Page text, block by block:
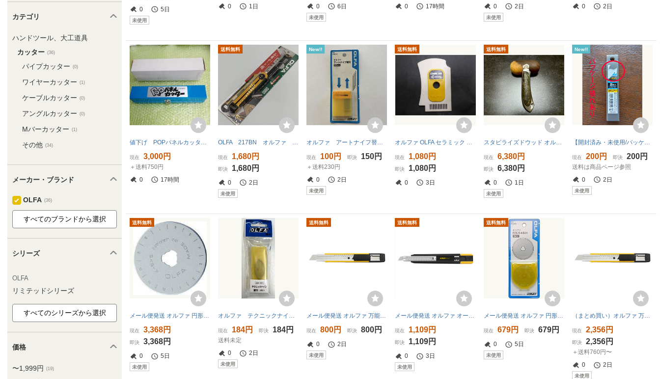
カテゴリ
ハンドツール、大工道具
カッター (36)
パイプカッター (0)
ワイヤーカッター (1)
ケーブルカッター (0)
アングルカッター (0)
Mバーカッター (1)
その他 (34)
メーカー・ブランド
OLFA (36)
シリーズ
OLFA
リミテッドシリーズ
価格
〜1,999円 (19)
0 5日
未使用
0
1日
0
6日
未使用
0
17時間
0
2日
未使用
0
2日
値下げ POPパネルカッター 切文字用 長期保管品 未使用
現在 3,000円
＋送料750円
0
17時間
送料無料
OLFA 217BN オルファ カッター挽き廻し鋸 茨目 石膏ボード用 4901165302342
現在 1,680円
即決 1,680円
0 2日
未使用
New!!
オルファ アートナイフ替刃25枚付 品番XB10
現在 100円 即決 150円
＋送料230円
0
2日
未使用
送料無料
オルファ OLFA セラミック エッジ CERAMIC EDGE 京セラ スクレーパー 中古
現在 1,080円
即決 1,080円
0 3日
送料無料
スタビライズドウッド オルファ カスタム プレミアム リミテッドAL 限定 カッター オートロック式 MG7 メープルバール 瘤杢 OLFA
現在 6,380円
即決 6,380円
0 1日
未使用
New!!
【開封済み・未使用/パッケージ破れ】オルファ スピードブレード 大 ５枚入 LBSP5K 4901165300614 A-343
現在 200円 即決 200円
送料は商品ページ参照
0
2日
未使用
送料無料
メール便発送 オルファ 円形刃45ミリ替刃 ブリスター 10枚入 RB45-10 00029587
現在 3,368円
即決 3,368円
0 5日
未使用
オルファ テクニックナイフ替刃3枚入 XB47 未使用品
現在 184円 即決 184円
送料未定
0
2日
未使用
送料無料
メール便発送 オルファ 万能M厚型カッター 203B
現在 800円 即決 800円
0 2日
未使用
送料無料
メール便発送 オルファ オートロック式カッター MZ-S型 191B
現在 1,109円
即決 1,109円
0 3日
未使用
送料無料
メール便発送 オルファ 円形刃45ミリ替刃 ブリスター 1枚入 RB45-1 00005563
現在 679円 即決 679円
0 5日
未使用
（まとめ買い）オルファ 万能M厚型カッター 203B 〔5個セット〕
現在 2,356円
即決 2,356円
＋送料760円〜
0
2日
未使用